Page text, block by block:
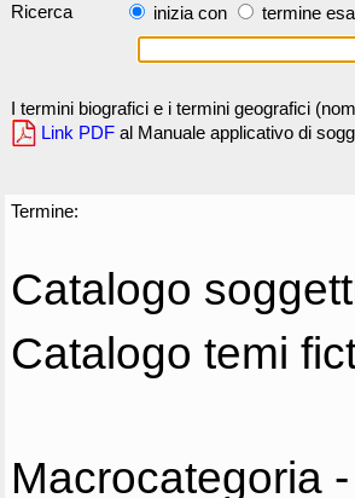
Ricerca inizia con termine
I termini biografici e i termini geografici
Link PDF al Manuale applicativo di
Termine:
Catalogo
Catalogo temi
Macrocategoria -